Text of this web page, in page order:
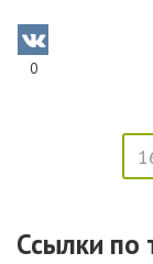
0
Ссылки по